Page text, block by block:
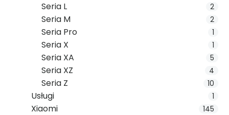
Seria L 2
Seria M 2
Seria Pro 1
Seria X 1
Seria XA 5
Seria XZ 4
Seria Z 10
Usługi 1
Xiaomi 145